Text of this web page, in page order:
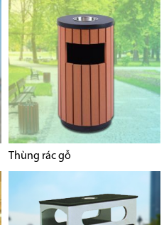
Thùng rác gỗ